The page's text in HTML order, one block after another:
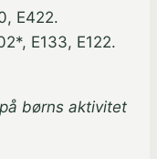
E422.
E133, E122.
børns aktivitet